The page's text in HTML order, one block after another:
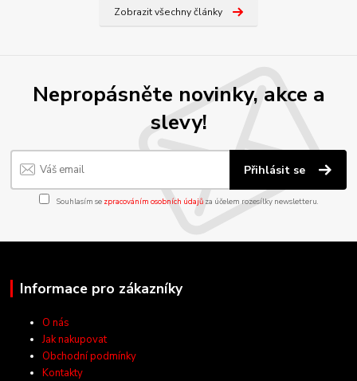
Zobrazit všechny články
Nepropásněte novinky, akce a
slevy!
Přihlásit se
Souhlasím se zpracováním osobních údajůza účelem rozesílky newsletteru.
Informace pro zákazníky
O nás
Jak nakupovat
Obchodní podmínky
Kontakty